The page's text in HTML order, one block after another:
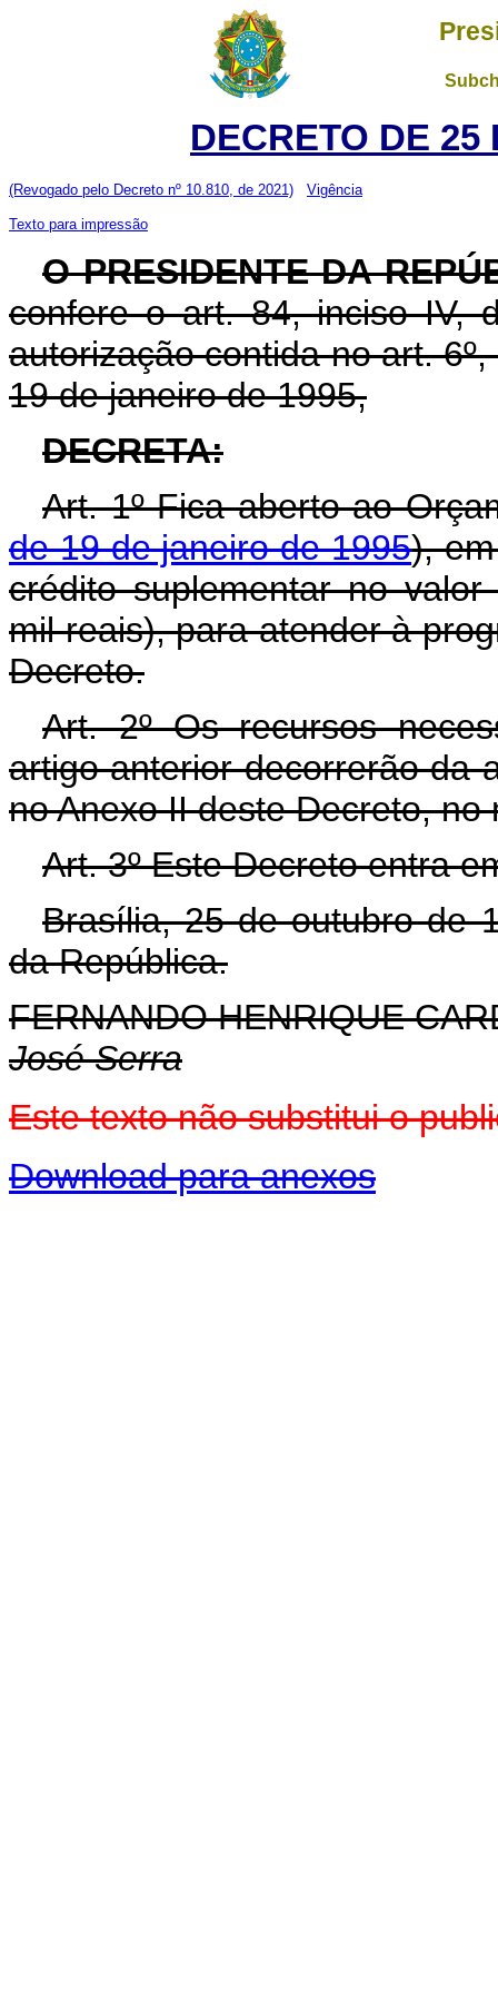
DECRETO DE 25
(Revogado pelo Decreto nº 10.810, de 2021) Vigência
Texto para impressão
O PRESIDENTE DA
confere o art. 84, inciso IV,
autorização contida no art.
19 de janeiro de 1995,
DECRETA:
Art. 1º Fica aberto ao
de 19 de janeiro de 1995),
crédito suplementar no
mil reais), para atender à
Decreto.
Art. 2º Os recursos
artigo anterior decorrerão da
no Anexo II deste Decreto,
Art. 3º Este Decreto entra
Brasília, 25 de outubro de
da República.
FERNANDO HENRIQUE
José Serra
Este texto não substitui o
Download para anexos